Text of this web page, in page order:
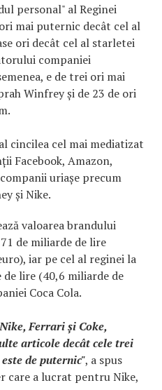
personal" al Reginei
mai puternic decât cel al
ori decât cel al starletei
companiei
e de trei ori mai
Winfrey și de 23 de ori
cincilea cel mai mediatizat
Facebook, Amazon,
uriașe precum
și Nike.
valoarea brandului
de miliarde de lire
iar pe cel al reginei la
lire (40,6 miliarde de
Coca Cola.
Ferrari și Coke,
articole decât cele trei
de puternic", a spus
care a lucrat pentru Nike,